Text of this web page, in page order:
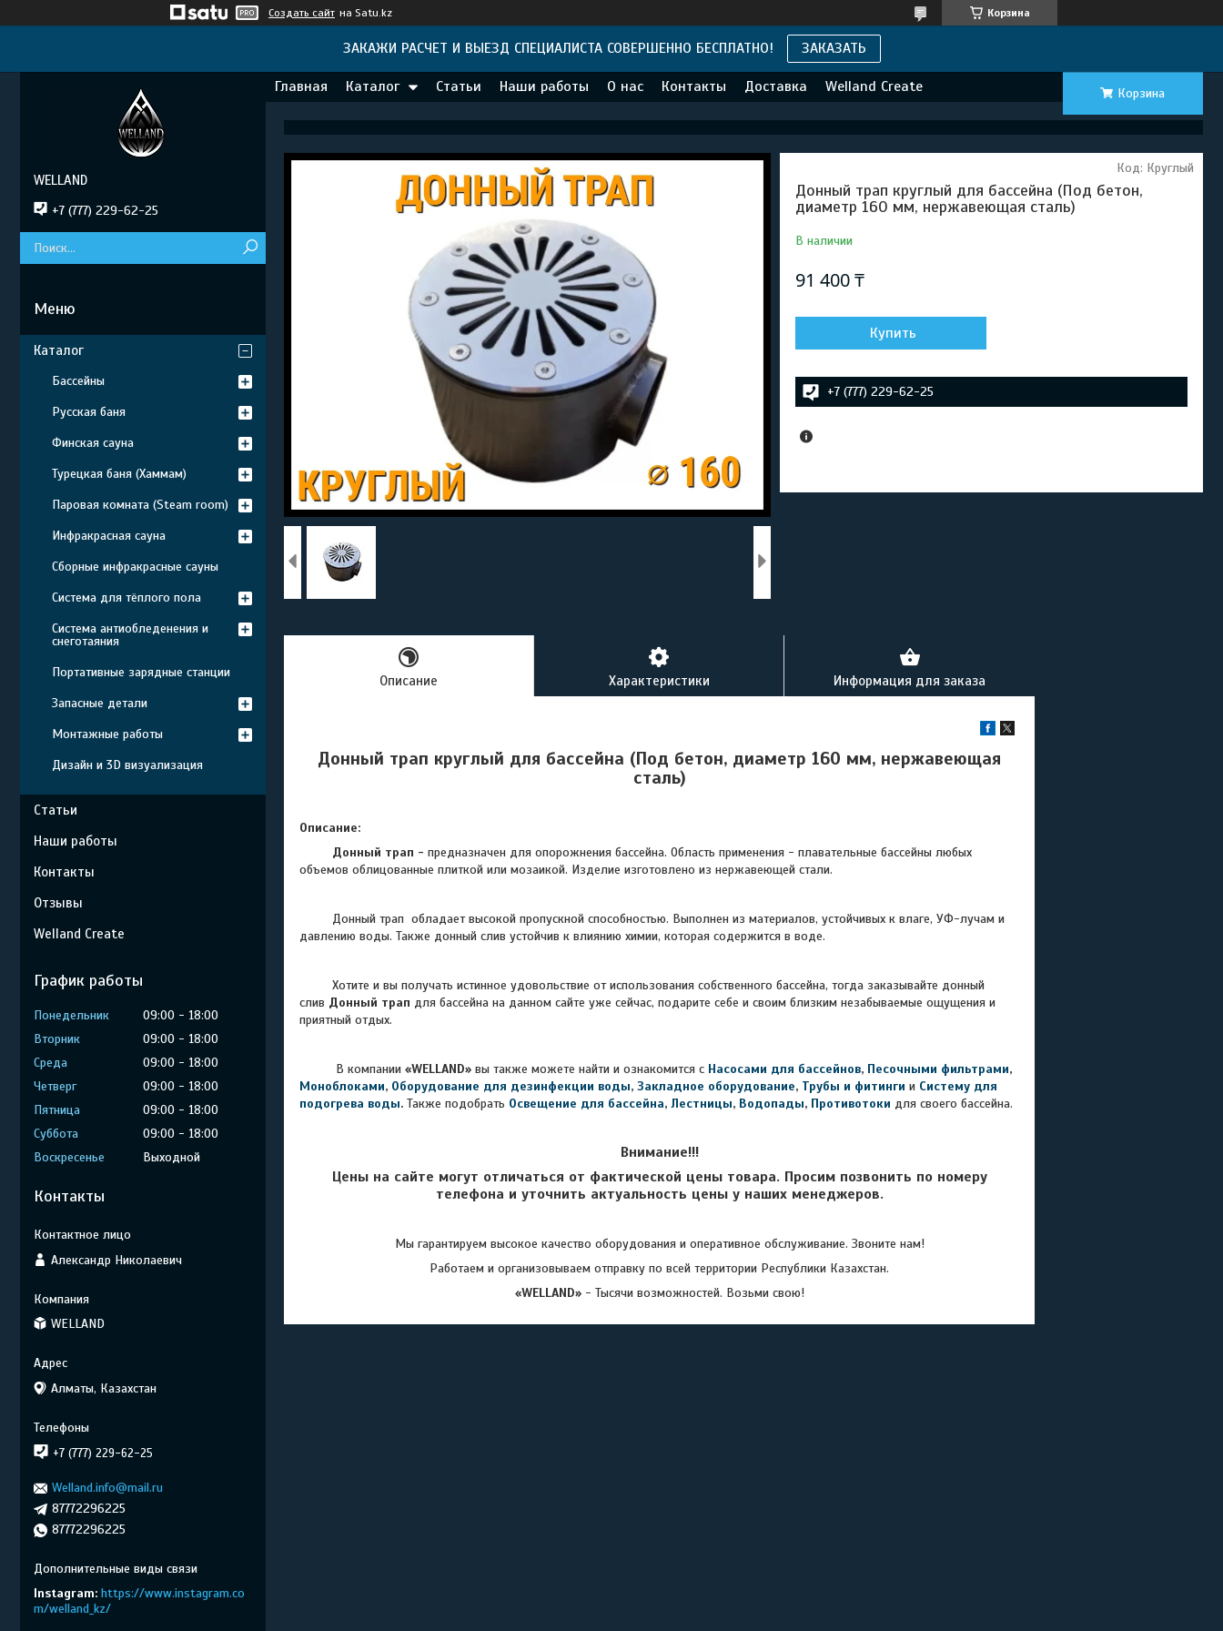
Создать сайт на Satu.kz Корзина
ЗАКАЖИ РАСЧЕТ И ВЫЕЗД СПЕЦИАЛИСТА СОВЕРШЕННО БЕСПЛАТНО! ЗАКАЗАТЬ
Главная Каталог Статьи Наши работы О нас Контакты Доставка Welland Create Корзина
Донный трап круглый для бассейна (Под бетон,
диаметр 160 мм, нержавеющая сталь)
В наличии
Код: Круглый
91 400 ₸
Купить
+7 (777) 229-62-25
Описание Характеристики Информация для заказа
Донный трап круглый для бассейна (Под бетон, диаметр 160 мм, нержавеющая
сталь)
Описание:
Донный трап - предназначен для опорожнения бассейна. Область применения - плавательные бассейны любых
объемов облицованные плиткой или мозаикой. Изделие изготовлено из нержавеющей стали.
Донный трап обладает высокой пропускной способностью. Выполнен из материалов, устойчивых к влаге, УФ-лучам и
давлению воды. Также донный слив устойчив к влиянию химии, которая содержится в воде.
Хотите и вы получать истинное удовольствие от использования собственного бассейна, тогда заказывайте донный
слив Донный трап для бассейна на данном сайте уже сейчас, подарите себе и своим близким незабываемые ощущения и
приятный отдых.
В компании «WELLAND» вы также можете найти и ознакомится с Насосами для бассейнов, Песочными фильтрами,
Моноблоками, Оборудование для дезинфекции воды, Закладное оборудование, Трубы и фитинги и Систему для
подогрева воды. Также подобрать Освещение для бассейна, Лестницы, Водопады, Противотоки для своего бассейна.
Внимание!!!
Цены на сайте могут отличаться от фактической цены товара. Просим позвонить по номеру
телефона и уточнить актуальность цены у наших менеджеров.
Мы гарантируем высокое качество оборудования и оперативное обслуживание. Звоните нам!
Работаем и организовываем отправку по всей территории Республики Казахстан.
«WELLAND»- Тысячи возможностей. Возьми свою!
WELLAND
+7 (777) 229-62-25
Каталог
Бассейны
Русская баня
Финская сауна
Турецкая баня (Хаммам)
Паровая комната (Steam room)
Инфракрасная сауна
Сборные инфракрасные сауны
Система для тёплого пола
Система антиобледенения и
снеготаяния
Портативные зарядные станции
Запасные детали
Монтажные работы
Дизайн и 3D визуализация
Статьи
Наши работы
Контакты
Отзывы
Welland Create
График работы
Понедельник 09:00
18:00
Вторник
09:00
18:00
Среда
09:00
18:00
Четверг
09:00
18:00
Пятница
09:00
18:00
Суббота
09:00
18:00
Воскресенье
Выходной
Контакты
Александр Николаевич
WELLAND
Алматы, Казахстан
+7 (777) 229-62-25
Welland.info@mail.ru
87772296225
87772296225
Instagram https://www.instagram.co
m/welland_kz/